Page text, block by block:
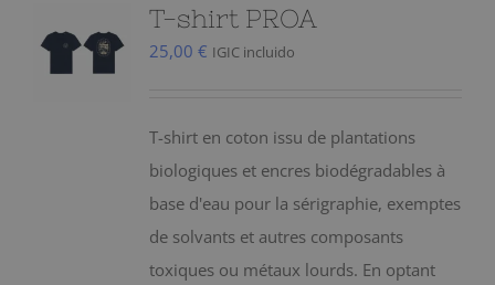
Les
être
choisies
sur
la
page
T-shirt PROA
25,00 € IGIC incluido
T-shirt en coton issu de plantations
biologiques et encres biodégradables à
base d'eau pour la sérigraphie, exemptes
de solvants et autres composants
toxiques ou métaux lourds. En optant